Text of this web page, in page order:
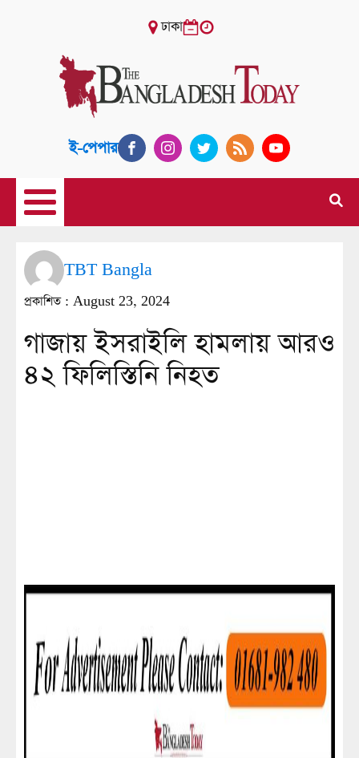
ঢাকা
ই-পেপার
TBT Bangla
প্রকাশিত : August 23, 2024
গাজায় ইসরাইলি হামলায় আরও
৪২ ফিলিস্তিনি নিহত